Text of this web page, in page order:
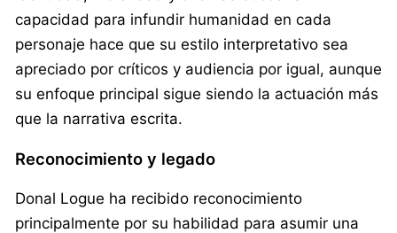
capacidad para infundir humanidad en cada
personaje hace que su estilo interpretativo sea
apreciado por críticos y audiencia por igual, aunque
su enfoque principal sigue siendo la actuación más
que la narrativa escrita.
Reconocimiento y legado
Donal Logue ha recibido reconocimiento
principalmente por su habilidad para asumir una